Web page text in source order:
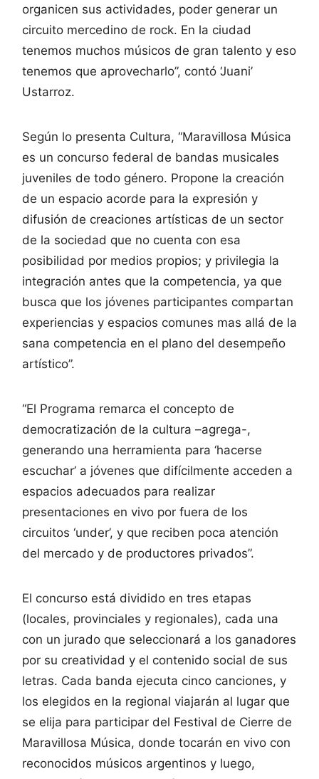
organicen sus actividades, poder generar un
circuito mercedino de rock. En la ciudad
tenemos muchos músicos de gran talento y eso
tenemos que aprovecharlo”, contó ‘Juani’
Ustarroz.
Según lo presenta Cultura, “Maravillosa Música
es un concurso federal de bandas musicales
juveniles de todo género. Propone la creación
de un espacio acorde para la expresión y
difusión de creaciones artísticas de un sector
de la sociedad que no cuenta con esa
posibilidad por medios propios; y privilegia la
integración antes que la competencia, ya que
busca que los jóvenes participantes compartan
experiencias y espacios comunes mas allá de la
sana competencia en el plano del desempeño
artístico”.
“El Programa remarca el concepto de
democratización de la cultura –agrega-,
generando una herramienta para ‘hacerse
escuchar’ a jóvenes que difícilmente acceden a
espacios adecuados para realizar
presentaciones en vivo por fuera de los
circuitos ‘under’, y que reciben poca atención
del mercado y de productores privados”.
El concurso está dividido en tres etapas
(locales, provinciales y regionales), cada una
con un jurado que seleccionará a los ganadores
por su creatividad y el contenido social de sus
letras. Cada banda ejecuta cinco canciones, y
los elegidos en la regional viajarán al lugar que
se elija para participar del Festival de Cierre de
Maravillosa Música, donde tocarán en vivo con
reconocidos músicos argentinos y luego,